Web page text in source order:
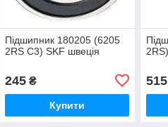
Підшипник 180205 (6205
2RS C3) SKF швеція
245₴
Купити
515